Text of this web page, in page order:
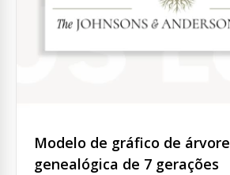
Modelo de gráfico de árvore
genealógica de 7 gerações